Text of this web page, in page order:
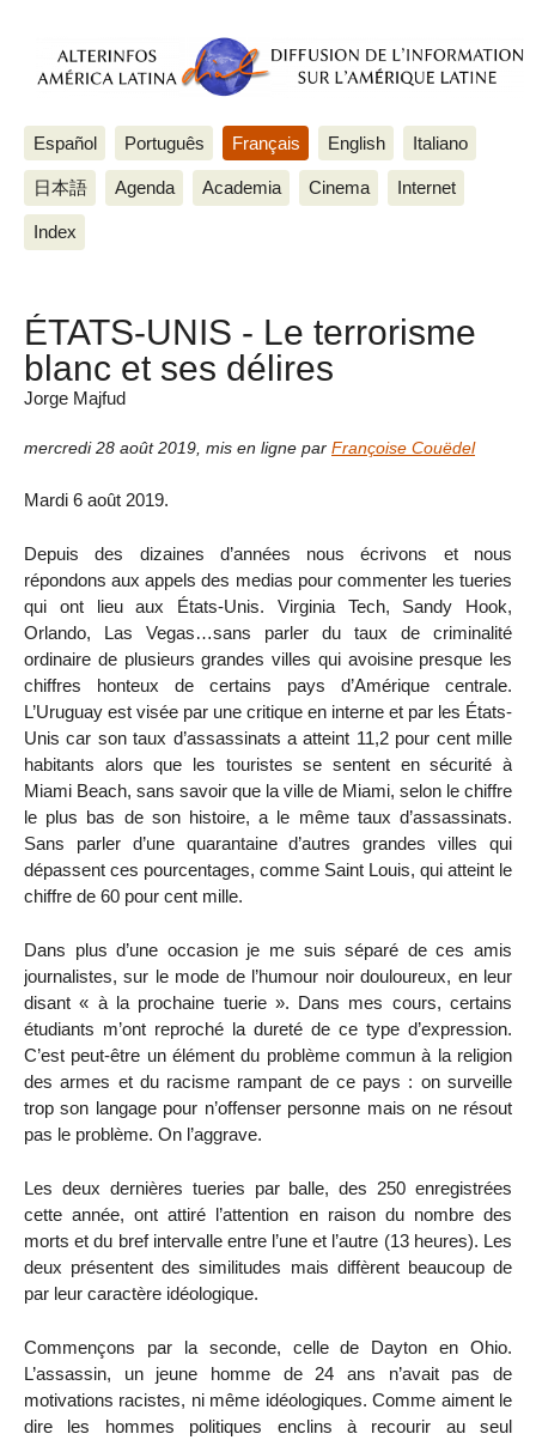
Español Português Français English Italiano
日本語 Agenda Academia Cinema Internet
Index
ÉTATS-UNIS - Le terrorisme
blanc et ses délires
Jorge Majfud
mercredi 28 août 2019 mis en ligne par Françoise Couëdel
Mardi 6 août 2019.
Depuis des dizaines d’années nous écrivons et nous
répondons aux appels des medias pour commenter les tueries
qui ont lieu aux États-Unis. Virginia Tech, Sandy Hook,
Orlando, Las Vegas…sans parler du taux de criminalité
ordinaire de plusieurs grandes villes qui avoisine presque les
chiffres honteux de certains pays d’Amérique centrale.
L’Uruguay est visée par une critique en interne et par les États-
Unis car son taux d’assassinats a atteint 11,2 pour cent mille
habitants alors que les touristes se sentent en sécurité à
Miami Beach, sans savoir que la ville de Miami, selon le chiffre
le plus bas de son histoire, a le même taux d’assassinats.
Sans parler d’une quarantaine d’autres grandes villes qui
dépassent ces pourcentages, comme Saint Louis, qui atteint le
chiffre de 60 pour cent mille.
Dans plus d’une occasion je me suis séparé de ces amis
journalistes, sur le mode de l’humour noir douloureux, en leur
disant « à la prochaine tuerie ». Dans mes cours, certains
étudiants m’ont reproché la dureté de ce type d’expression.
C’est peut-être un élément du problème commun à la religion
des armes et du racisme rampant de ce pays : on surveille
trop son langage pour n’offenser personne mais on ne résout
pas le problème. On l’aggrave.
Les deux dernières tueries par balle, des 250 enregistrées
cette année, ont attiré l’attention en raison du nombre des
morts et du bref intervalle entre l’une et l’autre (13 heures). Les
deux présentent des similitudes mais diffèrent beaucoup de
par leur caractère idéologique.
Commençons par la seconde, celle de Dayton en Ohio.
L’assassin, un jeune homme de 24 ans n’avait pas de
motivations racistes, ni même idéologiques. Comme aiment le
dire les hommes politiques enclins à recourir au seul